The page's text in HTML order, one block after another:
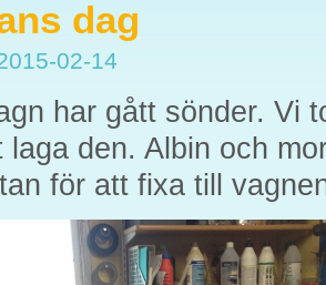
dag
02-14
har gått sönder. Vi
laga den. Albin och
för att fixa till